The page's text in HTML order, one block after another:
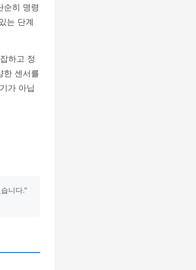
순히 명령
는 단계
하고 정
한 센서를
가 아닙
니다."